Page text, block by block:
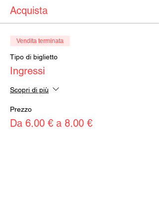
Acquista
Vendita terminata
Tipo di biglietto
Ingressi
Scopri di più
Prezzo
Da 6,00 € a 8,00 €